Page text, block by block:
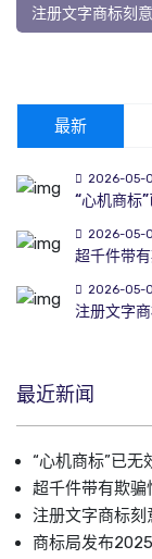
注册文字商标刻
最新
2026-05-
“心机商标
2026-05-
超千件带
2026-05-
注册文字
最近新闻
“心机商标”已无
超千件带有欺
注册文字商标刻
商标局发布